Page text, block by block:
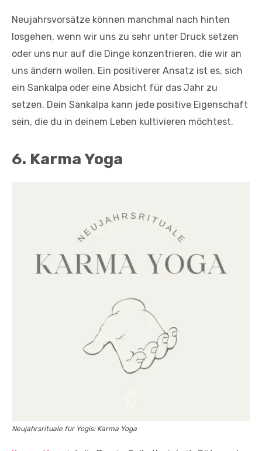
Neujahrsvorsätze können manchmal nach hinten
losgehen, wenn wir uns zu sehr unter Druck setzen
oder uns nur auf die Dinge konzentrieren, die wir an
uns ändern wollen. Ein positiverer Ansatz ist es, sich
ein Sankalpa oder eine Absicht für das Jahr zu
setzen. Dein Sankalpa kann jede positive Eigenschaft
sein, die du in deinem Leben kultivieren möchtest.
6. Karma Yoga
Neujahrsrituale für Yogis: Karma Yoga